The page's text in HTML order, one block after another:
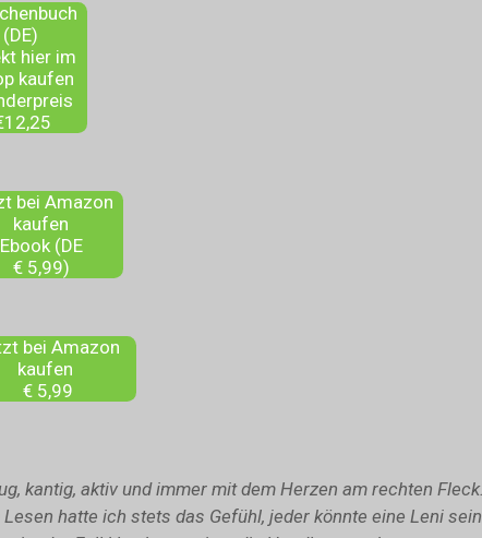
(DE)
hier im
kaufen
bei Amazon
kaufen
Ebook (DE
€ 5,99)
bei Amazon
kaufen
€ 5,99
kantig, aktiv und immer mit dem Herzen am rechten Fleck.
Lesen hatte ich stets das Gefühl, jeder könnte eine Leni sein.